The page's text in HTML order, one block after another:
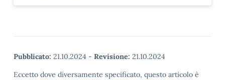
Pubblicato: 21.10.2024 - Revisione: 21.10.2024
Eccetto dove diversamente specificato, questo articolo è